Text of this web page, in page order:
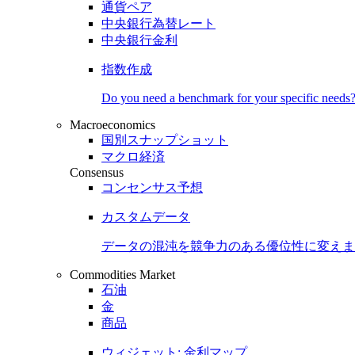
通貨ペア
中央銀行為替レート
中央銀行金利
指数作成
Do you need a benchmark for your specific needs?
Macroeconomics
国別スナップショット
マクロ経済
Consensus
コンセンサス予想
カスタムデータ
データの混沌を競争力のある優位性に変え
Commodities Market
石油
金
商品
ウィジェット: 金利マップ